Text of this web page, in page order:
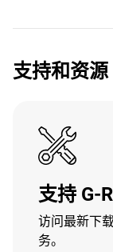
支持和资源
支持 G-
访问最新下
务。